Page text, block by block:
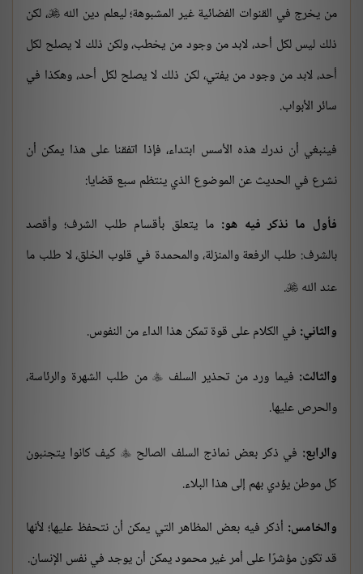
من يخرج في القنوات الفضائية غير المشبوهة؛ ليعلم دين الله، لكن
ذلك ليس لكل أحد، لابد من وجود من يخطب، ولكن ذلك لا يصلح لكل
أحد، لابد من وجود من يفتي، لكن ذلك لا يصلح لكل أحد، وهكذا في
سائر الأبواب.
فينبغي أن ندرك هذه الأسس ابتداء، فإذا اتفقنا على هذا يمكن أن
نشرع في الحديث عن الموضوع الذي ينتظم سبع قضايا:
فأول ما نذكر فيه هو: ما يتعلق بأقسام طلب الشرف؛ وأقصد
بالشرف: طلب الرفعة والمنزلة، والمحمدة في قلوب الخلق، لا طلب ما
عند الله 
.
والثاني: في الكلام على قوة تمكن هذا الداء من النفوس.
والثالث: فيما ورد من تحذير السلف  من طلب الشهرة والرئاسة،
والحرص عليها.
والرابع: في ذكر بعض نماذج السلف الصالح كيف كانوا يتجنبون
كل موطن يؤدي بهم إلى هذا البلاء.
والخامس: أذكر فيه بعض المظاهر التي يمكن أن نتحفظ عليها؛ لأنها
قد تكون مؤشرًا على أمر غير محمود يمكن أن يوجد في نفس الإنسان.